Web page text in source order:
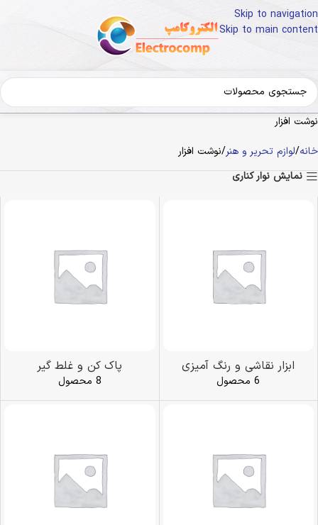
Skip to navigation
Skip to main content
نوشت افزار
خانه لوازم تحریر و هنر نوشت افزار
نمایش نوار کناری
ابزار نقاشی و رنگ آمیزی
6 محصول
پاک کن و غلط گیر
8 محصول